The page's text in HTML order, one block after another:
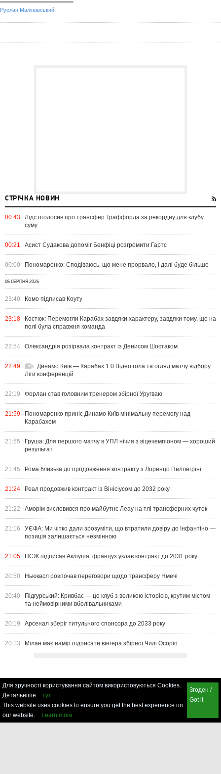
Руслан Маліновський
СТРІЧКА НОВИН
00:43
Лідс оголосив про трансфер Траффорда за рекордну для клубу
суму
00:21 Асист Судакова допоміг Бенфіці розгромити Гартс
00:00 Пономаренко: Сподіваюсь, що мене прорвало, і далі буде більше
06 СЕРПНЯ 2026
23:40 Комо підписав Коуту
23:18
Костюк: Перемогли Карабах завдяки характеру, завдяки тому, що на
полі була справжня команда
22:54 Олександрія розірвала контракт із Денисом Шостаком
22:49
Динамо Київ — Карабах 1:0 Відео гола та огляд матчу відбору
Ліги конференцій
22:19 Форлан став головним тренером збірної Уругваю
21:59
Пономаренко приніс Динамо Київ мінімальну перемогу над
Карабахом
21:55
Груша: Для першого матчу в УПЛ нічия з віцечемпіоном — хороший
результат
21:45 Рома близька до продовження контракту з Лоренцо Пеллегріні
21:24 Реал продовжив контракт із Вінісіусом до 2032 року
21:22 Аморім висловився про майбутнє Леау на тлі трансферних чуток
21:16
УЄФА: Ми чітко дали зрозуміти, що втратили довіру до Інфантіно —
позиція залишається незмінною
21:05 ПСЖ підписав Акліуша: француз уклав контракт до 2031 року
20:50 Ньюкасл розпочав переговори щодо трансферу Нмечі
20:40
Підгурський: Кривбас — це клуб з великою історією, крутим містом
та неймовірними вболівальниками
20:19 Арсенал зберіг титульного спонсора до 2033 року
20:13 Мілан має намір підписати вінгера збірної Чилі Осоріо
Для зручності користування сайтом використовуються Cookies.
Детальніше
тут
This website uses cookies to ensure you get the best experience on
our website.
Learn more
Згоден /
Got it